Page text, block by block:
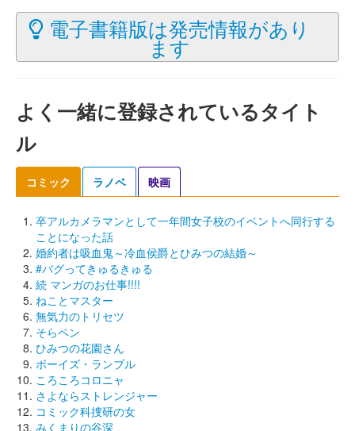
電子書籍版は発売情報があり
ます
よく一緒に登録されているタイト
ル
コミック ラノベ 映画
卒アルカメラマンとして一年間女子校のイベントへ同行する
ことになった話
婚約者は吸血鬼～冷血侯爵とひみつの結婚～
#バグってきゅるきゅる
続 マンガのお仕事!!!!
ねことマスター
無気力のトリセツ
そらペン
ひみつの花園さん
ボーイズ・ランブル
ころころコロニャ
さよならストレンジャー
コミック科捜研の女
みくまりの谷深